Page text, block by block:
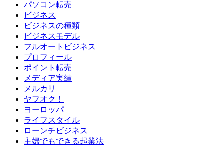
パソコン転売
ビジネス
ビジネスの種類
ビジネスモデル
フルオートビジネス
プロフィール
ポイント転売
メディア実績
メルカリ
ヤフオク！
ヨーロッパ
ライフスタイル
ローンチビジネス
主婦でもできる起業法